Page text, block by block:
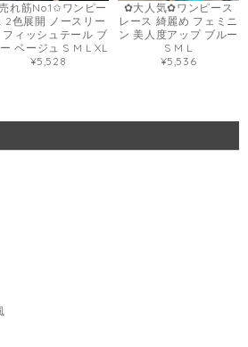
れ筋No.1✩ワンピー
2色展開 ノースリー
フィッシュテール ブ
ベージュ S M L XL
¥5,528
✿大人気✿ワンピース
レース 綺麗め フェミニ
ン 美人度アップ ブルー
S M L
¥5,536